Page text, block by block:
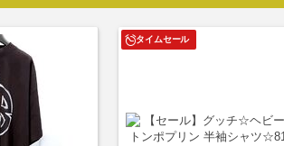
タイムセール